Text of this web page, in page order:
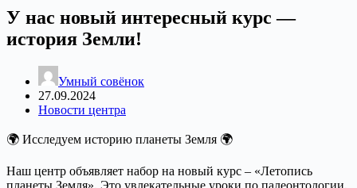
У нас новый интересный курс —
история Земли!
Умный совёнок
27.09.2024
Новости центра
🌍 Исследуем историю планеты Земля 🌍
Наш центр объявляет набор на новый курс – «Летопись
планеты Земля». Это увлекательные уроки по палеонтологии,